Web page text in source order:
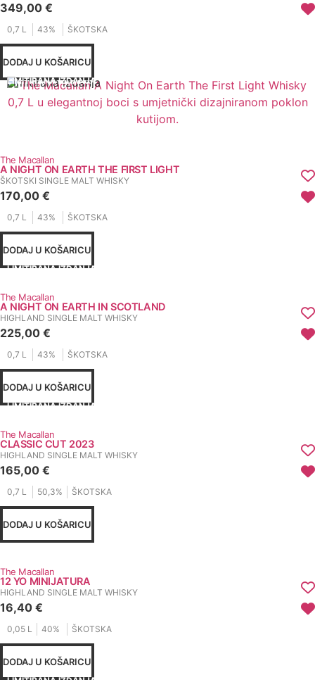
349,00 €
0,7 L 43% ŠKOTSKA
DODAJ U KOŠARICU
Limitirana izdanja
LIMITIRANA IZDANJA
The Macallan
A NIGHT ON EARTH THE FIRST LIGHT
ŠKOTSKI SINGLE MALT WHISKY
170,00 €
0,7 L 43% ŠKOTSKA
DODAJ U KOŠARICU
LIMITIRANA IZDANJA
The Macallan
A NIGHT ON EARTH IN SCOTLAND
HIGHLAND SINGLE MALT WHISKY
225,00 €
0,7 L 43% ŠKOTSKA
DODAJ U KOŠARICU
LIMITIRANA IZDANJA
The Macallan
CLASSIC CUT 2023
HIGHLAND SINGLE MALT WHISKY
165,00 €
0,7 L 50,3% ŠKOTSKA
DODAJ U KOŠARICU
The Macallan
12 YO MINIJATURA
HIGHLAND SINGLE MALT WHISKY
16,40 €
0,05 L 40% ŠKOTSKA
DODAJ U KOŠARICU
LIMITIRANA IZDANJA